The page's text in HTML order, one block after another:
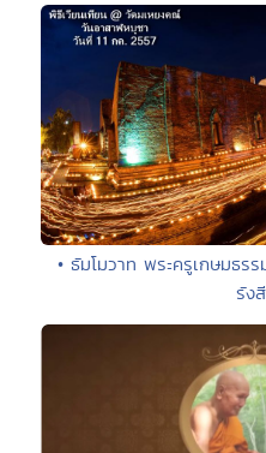
• ธัมโมวาท พระครูเกษมธ
รัง